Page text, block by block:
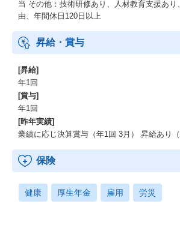
当 その他：技術研修あり、人材教育支援あり
由、年間休日120日以上
昇給・賞与
[昇給]
年1回
[賞与]
年1回
[昨年実績]
業績に応じ決算賞与（年1回 3月） 昇給あり（
保険
健康 厚生年金 雇用 労災